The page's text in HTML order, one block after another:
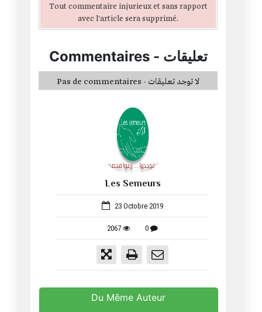
Les Semeurs
23 Octobre 2019
2067 0
Du Même Auteur
Tout commentaire injurieux et sans rapport
avec l'article sera supprimé.
Commentaires- تعليقات
Pas de commentaires - لا توجد تعليقات